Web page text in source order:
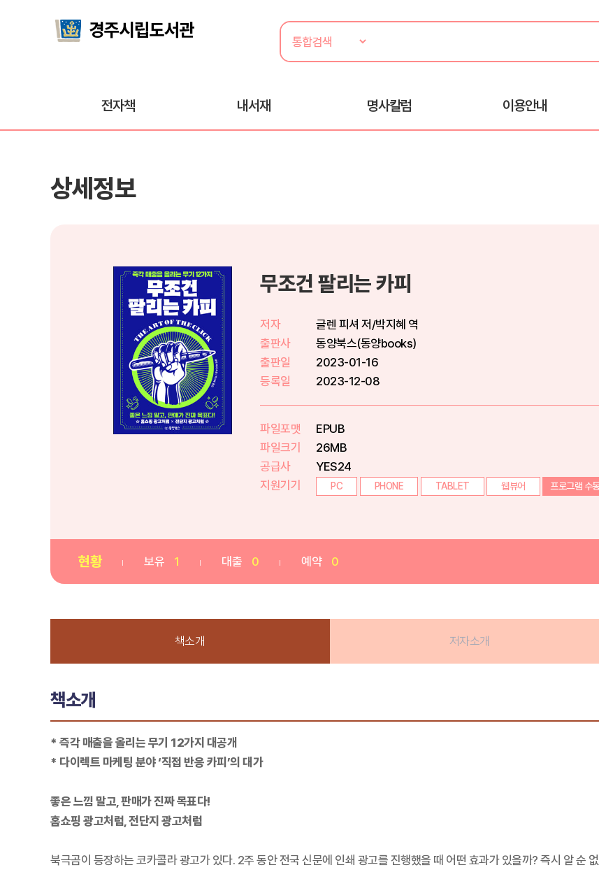
전자책 내서재 명사칼럼 이용안내
상세정보
무조건 팔리는 카피
저자
글렌 피셔 저/박지혜 역
출판사
동양북스(동양books)
출판일
2023-01-16
등록일
2023-12-08
파일포맷
EPUB
파일크기
26MB
공급사
YES24
지원기기
PC PHONE TABLET 웹뷰어 프로그램 수
현황 보유 1 대출 0 예약 0
책소개 저자소개
책소개
* 즉각 매출을 올리는 무기 12가지 대공개
* 다이렉트 마케팅 분야 ‘직접 반응 카피’의 대가
좋은 느낌 말고, 판매가 진짜 목표다!
홈쇼핑 광고처럼, 전단지 광고처럼
북극곰이 등장하는 코카콜라 광고가 있다. 2주 동안 전국 신문에 인쇄 광고를 진행했을 때 어떤 효과가 있을까? 즉시 알 순